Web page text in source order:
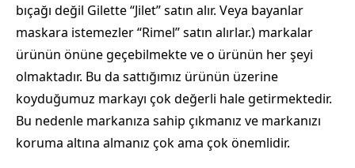
bıçağı değil Gilette “Jilet” satın alır. Veya bayanlar
maskara istemezler “Rimel” satın alırlar.) markalar
ürünün önüne geçebilmekte ve o ürünün her şeyi
olmaktadır. Bu da sattığımız ürünün üzerine
koyduğumuz markayı çok değerli hale getirmektedir.
Bu nedenle markanıza sahip çıkmanız ve markanızı
koruma altına almanız çok ama çok önemlidir.